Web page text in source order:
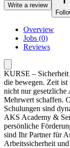
Write a review
Overview
Jobs (0)
Reviews
KURSE – Sicherheit
die bewegen. Zeit
nicht nur gesetzliche
Mehrwert schaffen.
Schulungen sind
AKS Academy &
persönliche
sind Ihr Partner für
Arbeitssicherheit